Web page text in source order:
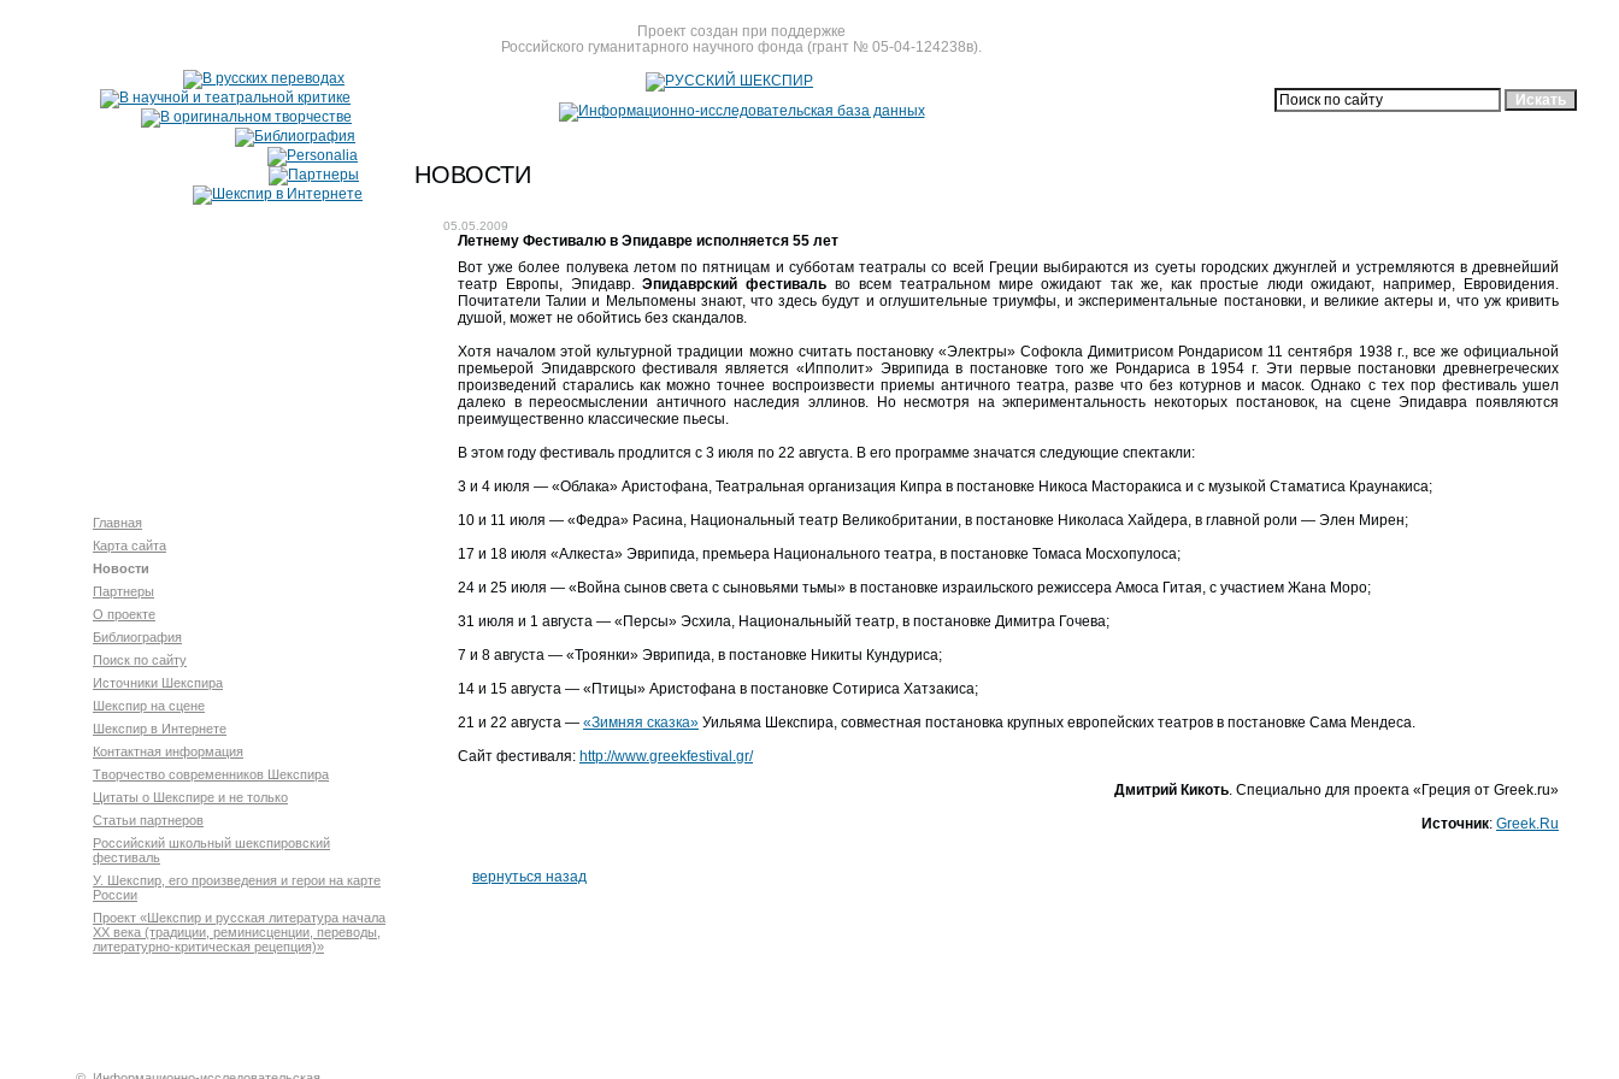
Проект создан при поддержке
Российского гуманитарного научного фонда (грант № 05-04-124238в).
НОВОСТИ
05.05.2009
Летнему Фестивалю в Эпидавре исполняется 55 лет
Вот уже более полувека летом по пятницам и субботам театралы со всей Греции выбираются из суеты городских джунглей и устремляются в древнейший
театр Европы, Эпидавр.Эпидаврский фестиваль во всем театральном мире ожидают так же, как простые люди ожидают, например, Евровидения.
Почитатели Талии и Мельпомены знают, что здесь будут и оглушительные триумфы, и экспериментальные постановки, и великие актеры и, что уж кривить
душой, может не обойтись без скандалов.
Хотя началом этой культурной традиции можно считать постановку «Электры» Софокла Димитрисом Рондарисом 11 сентября 1938 г., все же официальной
премьерой Эпидаврского фестиваля является «Ипполит» Эврипида в постановке того же Рондариса в 1954 г. Эти первые постановки древнегреческих
произведений старались как можно точнее воспроизвести приемы античного театра, разве что без котурнов и масок. Однако с тех пор фестиваль ушел
далеко в переосмыслении античного наследия эллинов. Но несмотря на экпериментальность некоторых постановок, на сцене Эпидавра появляются
преимущественно классические пьесы.
В этом году фестиваль продлится с 3 июля по 22 августа. В его программе значатся следующие спектакли:
3 и 4 июля — «Облака» Аристофана, Театральная организация Кипра в постановке Никоса Масторакиса и с музыкой Стаматиса Краунакиса;
10 и 11 июля — «Федра» Расина, Национальный театр Великобритании, в постановке Николаса Хайдера, в главной роли — Элен Мирен;
17 и 18 июля «Алкеста» Эврипида, премьера Национального театра, в постановке Томаса Мосхопулоса;
24 и 25 июля — «Война сынов света с сыновьями тьмы» в постановке израильского режиссера Амоса Гитая, с участием Жана Моро;
31 июля и 1 августа — «Персы» Эсхила, Национальныйй театр, в постановке Димитра Гочева;
7 и 8 августа — «Троянки» Эврипида, в постановке Никиты Кундуриса;
14 и 15 августа — «Птицы» Аристофана в постановке Сотириса Хатзакиса;
21 и 22 августа — «Зимняя сказка» Уильяма Шекспира, совместная постановка крупных европейских театров в постановке Сама Мендеса.
Сайт фестиваля: http://www.greekfestival.gr/
Дмитрий Кикоть. Специально для проекта «Греция от Greek.ru»
Источник: Greek.Ru
вернуться назад
Главная
Карта сайта
Новости
Партнеры
О проекте
Библиография
Поиск по сайту
Источники Шекспира
Шекспир на сцене
Шекспир в Интернете
Контактная информация
Творчество современников Шекспира
Цитаты о Шекспире и не только
Статьи партнеров
Российский школьный шекспировский
фестиваль
У. Шекспир, его произведения и герои на карте
России
Проект «Шекспир и русская литература начала
XX века (традиции, реминисценции, переводы,
литературно-критическая рецепция)»